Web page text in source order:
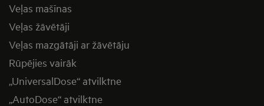
Veļas mašīnas
Veļas žāvētāji
Veļas mazgātāji ar žāvētāju
Rūpējies vairāk
„UniversalDose“ atvilktne
„AutoDose“ atvilktne